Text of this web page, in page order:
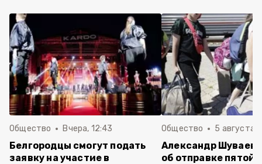
Общество Вчера, 12:43
Белгородцы смогут подать
заявку на участие в
Общество 5 августа ,
Александр Шуваев
об отправке пятой